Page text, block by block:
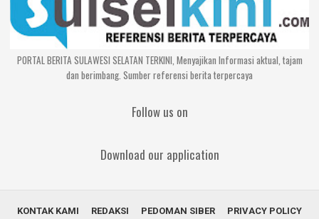
PORTAL BERITA SULAWESI SELATAN TERKINI, Menyajikan Informasi aktual, tajam
dan berimbang. Sumber referensi berita terpercaya
Follow us on
Download our application
KONTAK KAMI REDAKSI PEDOMAN SIBER
PRIVACY POLICY